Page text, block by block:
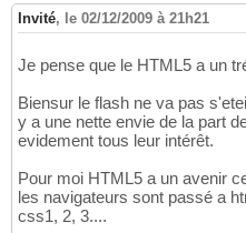
Invité, le 02/12/2009 à 21h21
Je pense que le HTML5 a un
Biensur le flash ne va pas
y a une nette envie de la part
evidement tous leur intérêt.
Pour moi HTML5 a un avenir
les navigateurs sont passé a
css1, 2, 3....